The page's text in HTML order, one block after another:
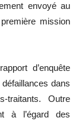
envoyé au
mission
d’enquête
dans
traitants. Outre
à l’égard des